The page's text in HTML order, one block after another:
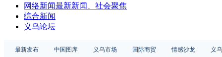
网络新闻最新新闻、社会聚焦
综合新闻
义乌论坛
最新发布 中国图库 义乌市场 国际商贸 情感沙龙
义